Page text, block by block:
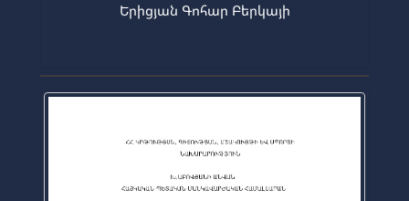
Երիցյան Գոհար Բերկայի